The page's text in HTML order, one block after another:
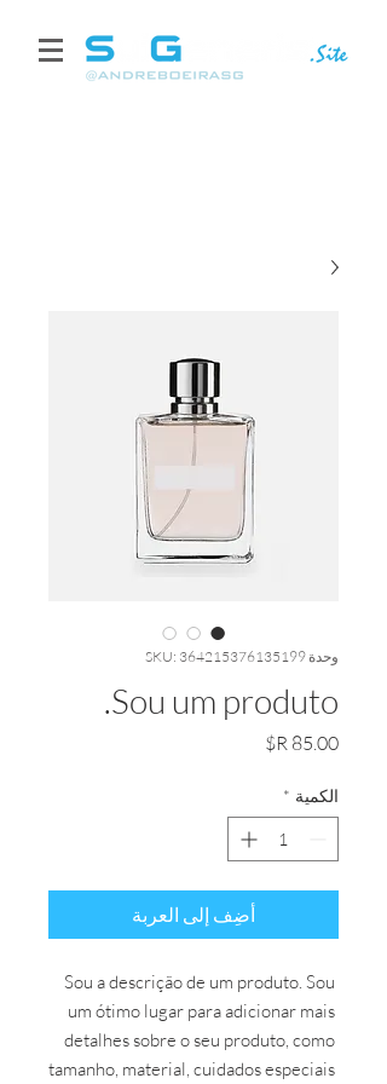
وحدة SKU: 364215376135199
Sou um produto.
الكمية *
أضِف إلى العربة
Sou a descrição de um produto. Sou
um ótimo lugar para adicionar mais
detalhes sobre o seu produto, como
tamanho, material, cuidados especiais